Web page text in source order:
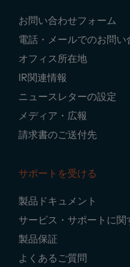
Navigation
お問い合わせフォーム
電話・メールでのお問い
オフィス所在地
IR関連情報
ニュースレターの設定
メディア・広報
請求書のご送付先
サポートを受ける
製品ドキュメント
サービス・サポートに
製品保証
よくあるご質問